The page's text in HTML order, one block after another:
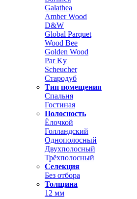
Galathea
Amber Wood
D&W
Global Parquet
Wood Bee
Golden Wood
Par Ky
Scheucher
Стародуб
Тип помещения
Спальня
Гостиная
Полосность
Ёлочкой
Голландский
Однополосный
Двухполосный
Трёхполосный
Селекция
Без отбора
Толщина
12 мм